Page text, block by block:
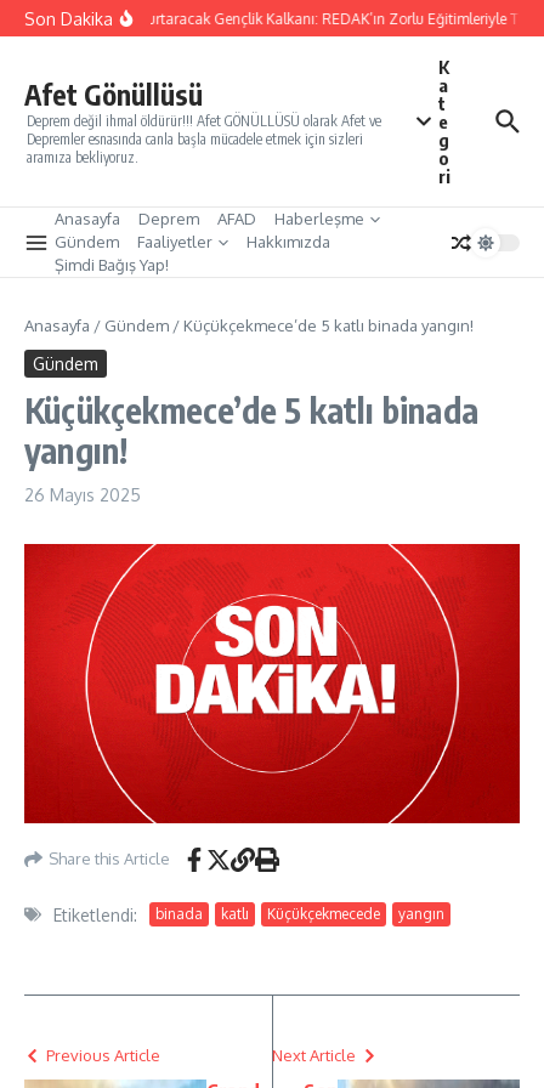
İçeriğe atla
Son DakikaYarınları Kurtaracak Gençlik Kalkanı: REDAK’ın Zorlu Eğitimleriyle
Afet Gönüllüsü
Deprem değil ihmal öldürür!!! Afet GÖNÜLLÜSÜ olarak Afet ve
Depremler esnasında canla başla mücadele etmek için sizleri
aramıza bekliyoruz.
K
a
t
e
g
o
ri
Anasayfa Deprem AFAD
Haberleşme
Gündem
Faaliyetler
Hakkımızda
Şimdi Bağış Yap!
Anasayfa / Gündem / Küçükçekmece’de 5 katlı binada yangın!
Gündem
Küçükçekmece’de 5 katlı binada
yangın!
26 Mayıs 2025
Share this Article
Etiketlendi: binada katlı Küçükçekmecede yangın
Previous Article Next Article